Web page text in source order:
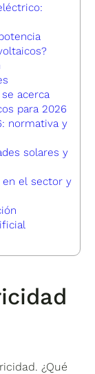
acerca
para 2026
normativa y
solares y
en el sector y
¿Qué